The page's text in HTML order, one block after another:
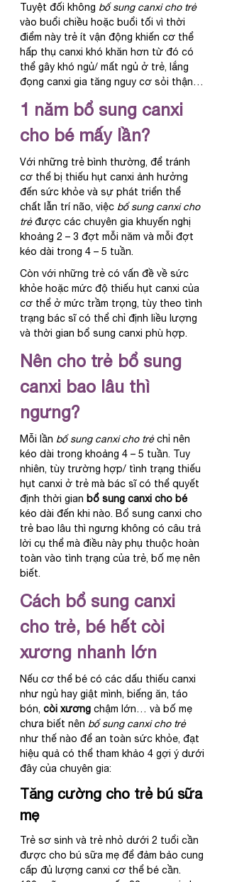
Tuyệt đối không bổ sung canxi cho trẻ
vào buổi chiều hoặc buổi tối vì thời
điểm này trẻ ít vận động khiến cơ thể
hấp thụ canxi khó khăn hơn từ đó có
thể gây khó ngủ/ mất ngủ ở trẻ, lắng
đọng canxi gia tăng nguy cơ sỏi thận…
1 năm bổ sung canxi
cho bé mấy lần?
Với những trẻ bình thường, để tránh
cơ thể bị thiếu hụt canxi ảnh hưởng
đến sức khỏe và sự phát triển thể
chất lẫn trí não, việc bổ sung canxi cho
trẻ được các chuyên gia khuyến nghị
khoảng 2 – 3 đợt mỗi năm và mỗi đợt
kéo dài trong 4 – 5 tuần.
Còn với những trẻ có vấn đề về sức
khỏe hoặc mức độ thiếu hụt canxi của
cơ thể ở mức trầm trọng, tùy theo tình
trạng bác sĩ có thể chỉ định liều lượng
và thời gian bổ sung canxi phù hợp.
Nên cho trẻ bổ sung
canxi bao lâu thì
ngưng?
Mỗi lần bổ sung canxi cho trẻ chỉ nên
kéo dài trong khoảng 4 – 5 tuần. Tuy
nhiên, tùy trường hợp/ tình trạng thiếu
hụt canxi ở trẻ mà bác sĩ có thể quyết
định thời gian bổ sung canxi cho bé
kéo dài đến khi nào. Bổ sung canxi cho
trẻ bao lâu thì ngưng không có câu trả
lời cụ thể mà điều này phụ thuộc hoàn
toàn vào tình trạng của trẻ, bố mẹ nên
biết.
Cách bổ sung canxi
cho trẻ, bé hết còi
xương nhanh lớn
Nếu cơ thể bé có các dấu thiếu canxi
như ngủ hay giật mình, biếng ăn, táo
bón, còi xương chậm lớn… và bố mẹ
chưa biết nên bổ sung canxi cho trẻ
như thế nào để an toàn sức khỏe, đạt
hiệu quả có thể tham khảo 4 gợi ý dưới
đây của chuyên gia:
Tăng cường cho trẻ bú sữa
mẹ
Trẻ sơ sinh và trẻ nhỏ dưới 2 tuổi cần
được cho bú sữa mẹ để đảm bảo cung
cấp đủ lượng canxi cơ thể bé cần.